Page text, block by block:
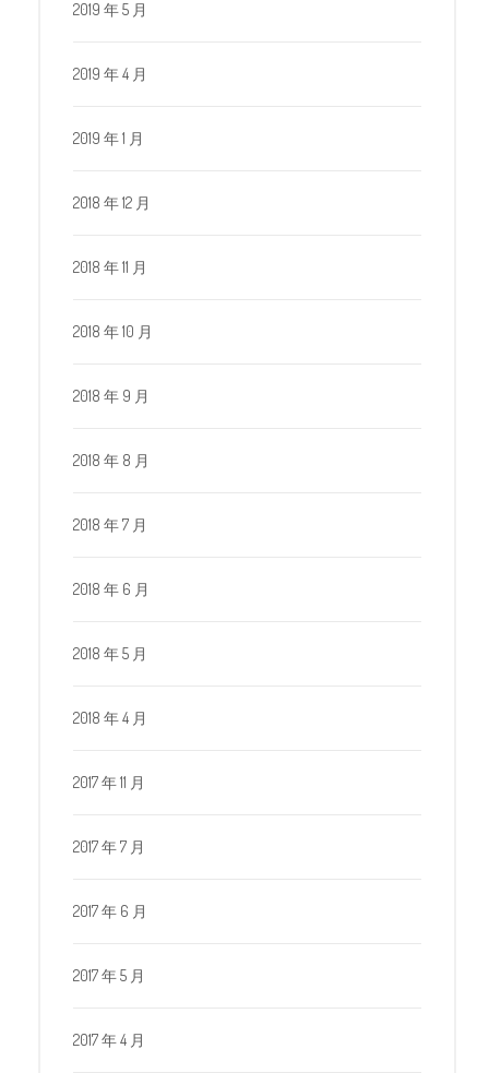
2019 年 5 月
2019 年 4 月
2019 年 1 月
2018 年 12 月
2018 年 11 月
2018 年 10 月
2018 年 9 月
2018 年 8 月
2018 年 7 月
2018 年 6 月
2018 年 5 月
2018 年 4 月
2017 年 11 月
2017 年 7 月
2017 年 6 月
2017 年 5 月
2017 年 4 月